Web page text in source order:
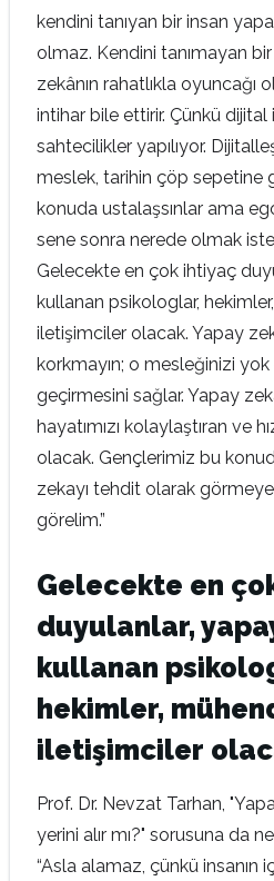
kendini tanıyan bir insan
olmaz. Kendini tanımayan
zekânın rahatlıkla oyuncağı
intihar bile ettirir. Çünkü
sahtecilikler yapılıyor.
meslek, tarihin çöp sepetine
konuda ustalaşsınlar ama
sene sonra nerede olmak
Gelecekte en çok ihtiyaç
kullanan psikologlar,
iletişimciler olacak. Yapay
korkmayın; o mesleğinizi
geçirmesini sağlar. Yapay
hayatımızı kolaylaştıran ve
olacak. Gençlerimiz bu
zekayı tehdit olarak
görelim.”
Gelecekte en
duyulanlar,
kullanan
hekimler,
iletişimciler
Prof. Dr. Nevzat Tarhan,
yerini alır mı?" sorusuna da
“Asla alamaz, çünkü insanın